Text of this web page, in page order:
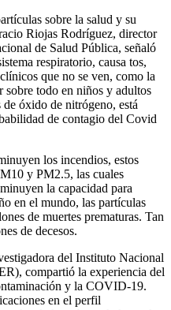
sobre la salud y su
Riojas Rodríguez, director
de Salud Pública, señaló
respiratorio, causa tos,
que no se ven, como la
sobre todo en niños y adultos
óxido de nitrógeno, está
de contagio del Covid
los incendios, estos
y PM2.5, las cuales
la capacidad para
en el mundo, las partículas
de muertes prematuras. Tan
de decesos.
del Instituto Nacional
compartió la experiencia del
y la COVID-19.
en el perfil